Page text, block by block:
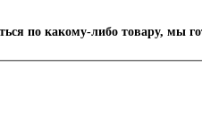
по какому-либо товару, мы